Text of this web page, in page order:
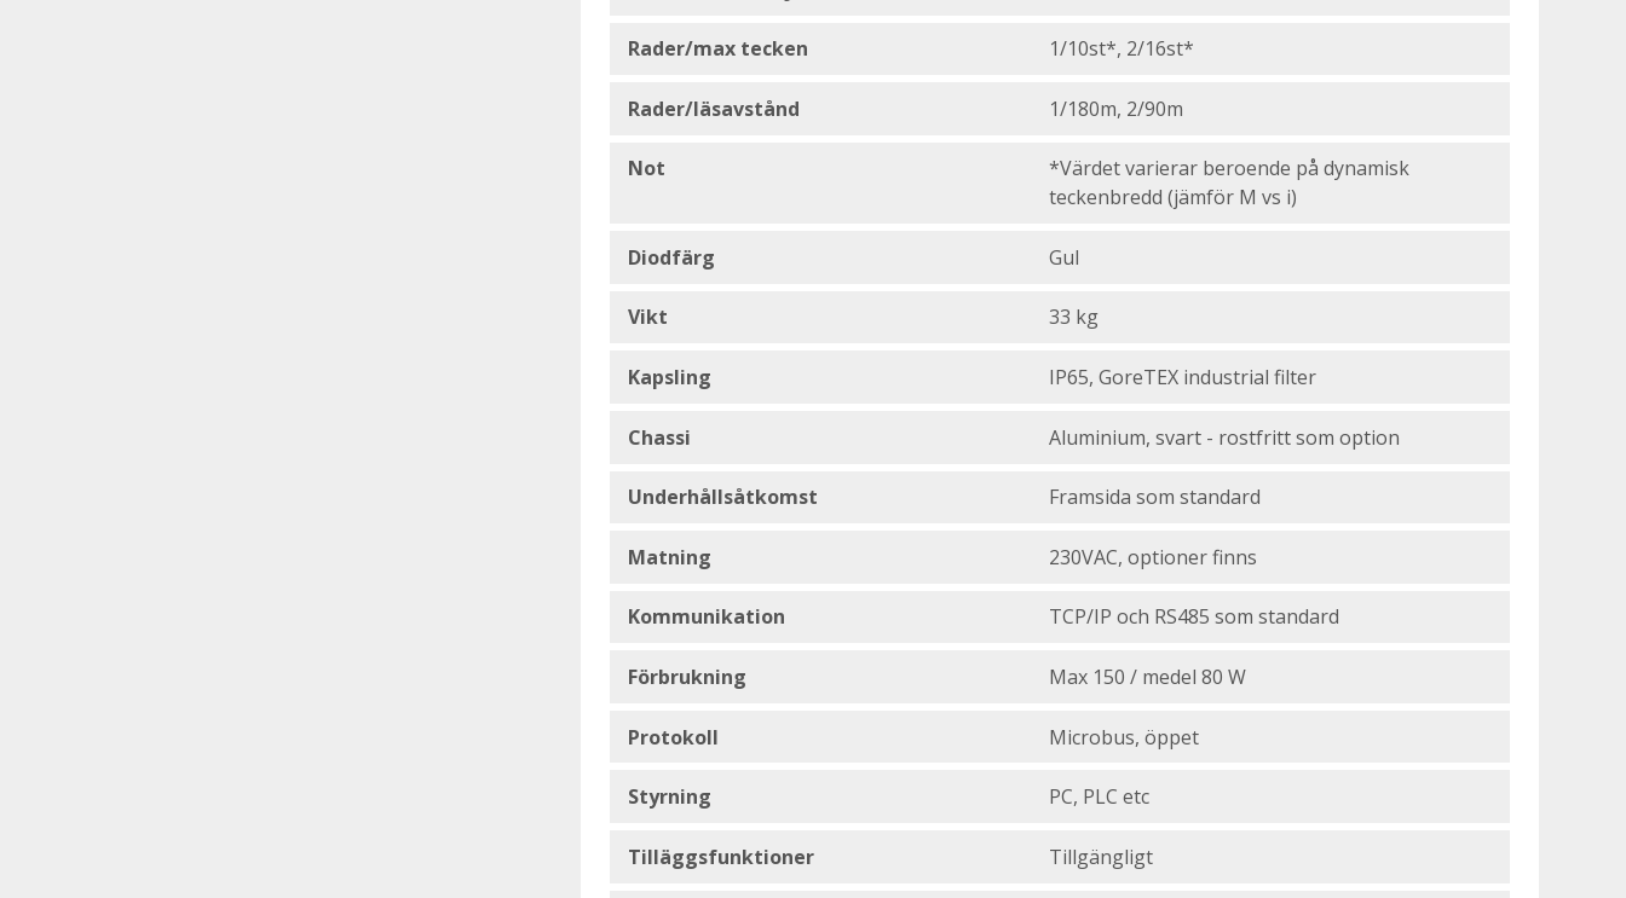
Rader/max tecken 1/10st*, 2/16st*
Rader/läsavstånd 1/180m, 2/90m
Not
*Värdet varierar beroende på dynamisk
teckenbredd (jämför M vs i)
Diodfärg Gul
Vikt 33 kg
Kapsling IP65, GoreTEX industrial filter
Chassi Aluminium, svart - rostfritt som option
Underhållsåtkomst Framsida som standard
Matning 230VAC, optioner finns
Kommunikation TCP/IP och RS485 som standard
Förbrukning Max 150 / medel 80 W
Protokoll Microbus, öppet
Styrning PC, PLC etc
Tilläggsfunktioner Tillgängligt